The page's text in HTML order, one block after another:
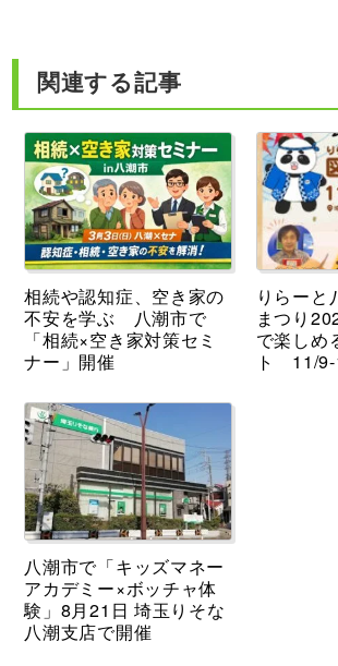
関連する記事
相続や認知症、空き家の
不安を学ぶ 八潮市で
「相続×空き家対策セミ
ナー」開催
りらーと
まつり
で楽しめ
ト 11/9-
八潮市で「キッズマネー
アカデミー×ボッチャ体
験」8月21日 埼玉りそな
八潮支店で開催